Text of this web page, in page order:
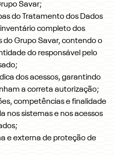
Savar;
do Tratamento dos Dados
completo dos
do Grupo Savar, contendo o
do responsável pelo
dos acessos, garantindo
a correta autorização;
competências e finalidade
nos sistemas e nos acessos
e externa de proteção de